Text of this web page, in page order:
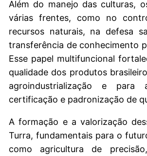
Além do manejo das culturas,
várias frentes, como no
recursos naturais, na defesa
transferência de conhecimento
Esse papel multifuncional
qualidade dos produtos
agroindustrialização e
certificação e padronização de
A formação e a valorização
Turra, fundamentais para o
como agricultura de